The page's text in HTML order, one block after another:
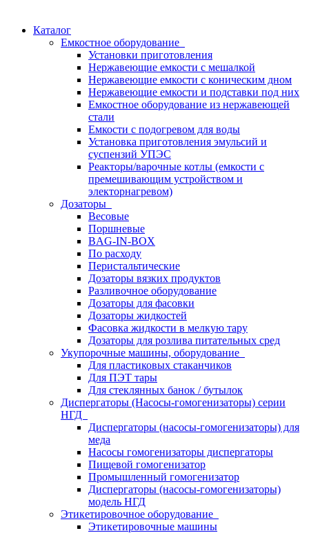
Каталог
Емкостное оборудование
Установки приготовления
Нержавеющие емкости с мешалкой
Нержавеющие емкости с коническим дном
Нержавеющие емкости и подставки под них
Емкостное оборудование из нержавеющей
стали
Емкости с подогревом для воды
Установка приготовления эмульсий и
суспензий УПЭС
Реакторы/варочные котлы (емкости с
премешивающим устройством и
электорнагревом)
Дозаторы
Весовые
Поршневые
BAG-IN-BOX
По расходу
Перистальтические
Дозаторы вязких продуктов
Разливочное оборудование
Дозаторы для фасовки
Дозаторы жидкостей
Фасовка жидкости в мелкую тару
Дозаторы для розлива питательных сред
Укупорочные машины, оборудование
Для пластиковых стаканчиков
Для ПЭТ тары
Для стеклянных банок / бутылок
Диспергаторы (Насосы-гомогенизаторы) серии
НГД
Диспергаторы (насосы-гомогенизаторы) для
меда
Насосы гомогенизаторы диспергаторы
Пищевой гомогенизатор
Промышленный гомогенизатор
Диспергаторы (насосы-гомогенизаторы)
модель НГД
Этикетировочное оборудование
Этикетировочные машины